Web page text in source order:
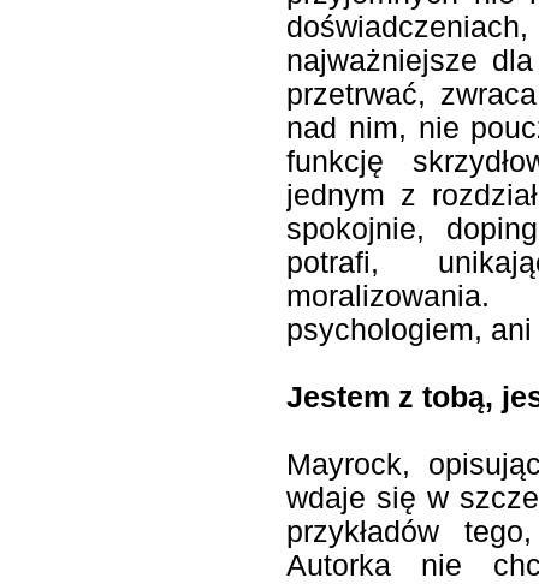
najważniejsze
przetrwać,
nad nim, nie
funkcję
jednym z
spokojnie,
potrafi,
psychologiem,
Jestem z tobą,
Mayrock,
wdaje się w
przykładów
Autorka nie